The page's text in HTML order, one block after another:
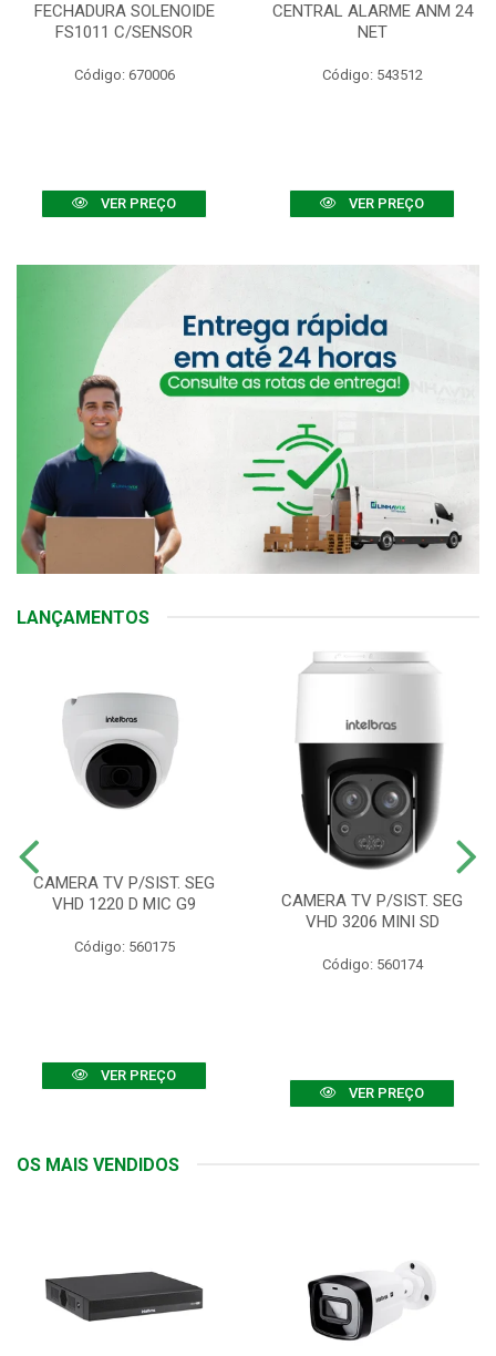
FECHADURA SOLENOIDE
FS1011 C/SENSOR
Código: 670006
VER PREÇO
CENTRAL ALARME ANM 24
NET
Código: 543512
VER PREÇO
LANÇAMENTOS
CAMERA TV P/SIST. SEG
VHD 1220 D MIC G9
Código: 560175
VER PREÇO
CAMERA TV P/SIST. SEG
VHD 3206 MINI SD
Código: 560174
VER PREÇO
OS MAIS VENDIDOS